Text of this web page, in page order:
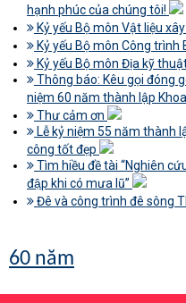
hạnh phúc của chúng tôi!
Kỷ yếu Bộ môn Vật liệu
Kỷ yếu Bộ môn Công
Kỷ yếu Bộ môn Địa kỹ
Thông báo: Kêu gọi đóng
niệm 60 năm thành lập
Thư cảm ơn
Lễ kỷ niệm 55 năm thành
công tốt đẹp
Tìm hiều đề tài “Nghiên
đập khi có mưa lũ”
Đê và công trình đê sông
60 năm